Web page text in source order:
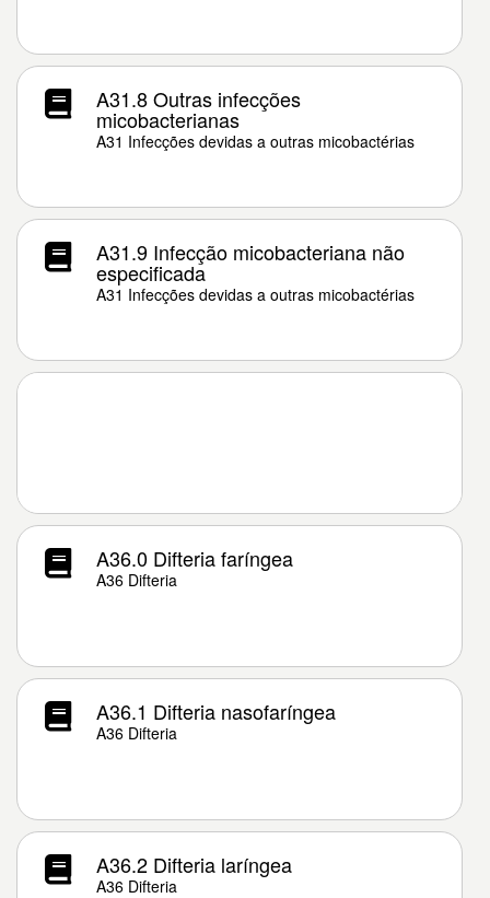
A31.8 Outras infecções
micobacterianas
A31 Infecções devidas a outras micobactérias
A31.9 Infecção micobacteriana não
especificada
A31 Infecções devidas a outras micobactérias
A36.0 Difteria faríngea
A36 Difteria
A36.1 Difteria nasofaríngea
A36 Difteria
A36.2 Difteria laríngea
A36 Difteria